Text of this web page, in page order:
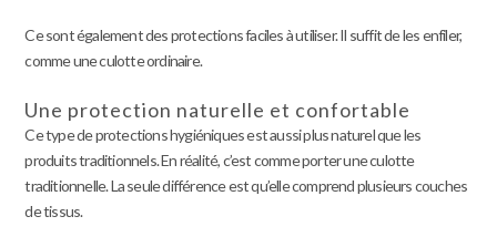
Ce sont également des protections faciles à utiliser. Il suffit de les enfiler,
comme une culotte ordinaire.
Une protection naturelle et confortable
Ce type de protections hygiéniques est aussi plus naturel que les
produits traditionnels. En réalité, c’est comme porter une culotte
traditionnelle. La seule différence est qu’elle comprend plusieurs couches
de tissus.